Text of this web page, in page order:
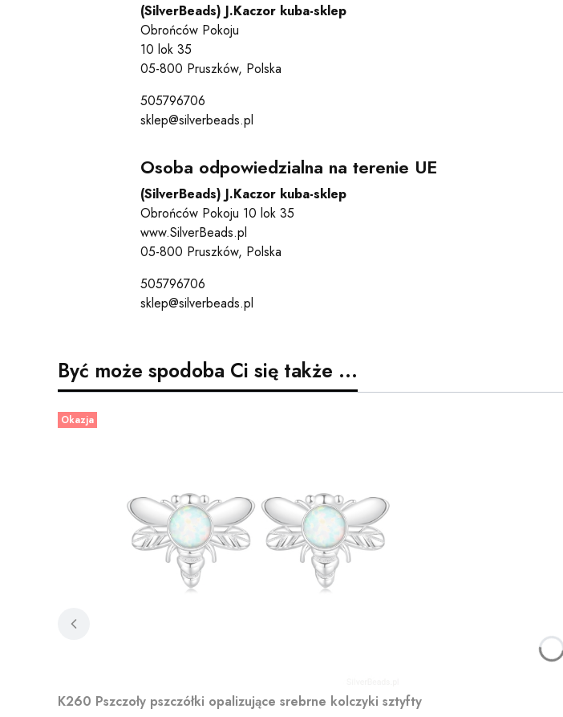
(SilverBeads) J.Kaczor kuba-sklep
Obrońców Pokoju
10 lok 35
05-800 Pruszków, Polska
505796706
sklep@silverbeads.pl
Osoba odpowiedzialna na terenie UE
(SilverBeads) J.Kaczor kuba-sklep
Obrońców Pokoju 10 lok 35
www.SilverBeads.pl
05-800 Pruszków, Polska
505796706
sklep@silverbeads.pl
Być może spodoba Ci się także ...
Okazja
K260 Pszczoły pszczółki opalizujące srebrne kolczyki sztyfty